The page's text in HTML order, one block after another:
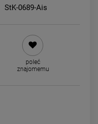
Kolczyki STAL
bigiel czarny kryształek
34,00 zł
StK-0689-Ais
poleć
znajomemu